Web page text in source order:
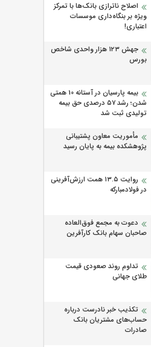
اصلاح ناترازی بانک‌ها با تمرکز
ویژه بر بنگاه‌داری موسسات
اعتباری!
جهش ۱۲۳ هزار واحدی شاخص
بورس
بیمه پارسیان در آستانه 10 همتی
شدن؛ رشد ۵۷ درصدی حق بیمه
تولیدی ثبت شد
مأموریت معاون پشتیبانی
پژوهشكده بیمه به پایان رسید
روایت ۱۳.۵ همت ارزش‌آفرینی
در فولادمبارکه
دعوت به مجمع فوق‌العاده
صاحبان سهام بانک کارآفرین
تداوم روند صعودی قیمت
طلای جهانی
تکذیب خبر نادرست درباره
حساب‌های مشتریان بانک
صادرات